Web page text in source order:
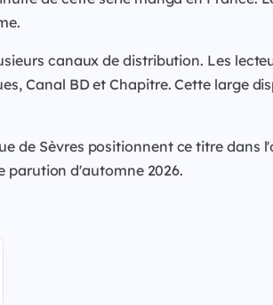
canaux de distribution. Les
Canal BD et Chapitre. Cette large
de Sèvres positionnent ce titre
parution d'automne 2026.